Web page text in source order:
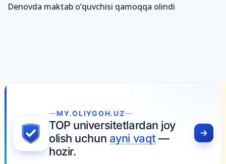
Denovda maktab o‘quvchisi qamoqqa olindi
MY.OLIYGOH.UZ
TOP universitetlardan joy
olish uchun ayni vaqt—
hozir.